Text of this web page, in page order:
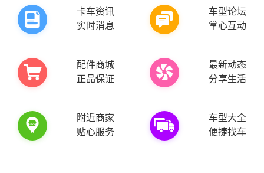
新
卡车资讯
实时消息
论
车型论坛
掌心互动
配
配件商城
正品保证
圈
最新动态
分享生活
商
附近商家
贴心服务
车
车型大全
便捷找车